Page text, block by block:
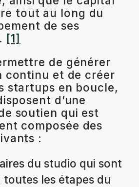
tout au long du
de ses
[1]
de générer
continu et de créer
startups en boucle,
d’une
soutien qui est
composée des
:
du studio qui sont
toutes les étapes du